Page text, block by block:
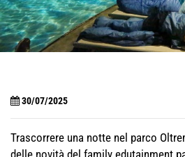
30/07/2025
Trascorrere una notte nel parco